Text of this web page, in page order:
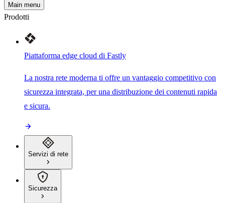
Main menu
Prodotti
Piattaforma edge cloud di Fastly
La nostra rete moderna ti offre un vantaggio competitivo con
sicurezza integrata, per una distribuzione dei contenuti rapida
e sicura.
Servizi di rete
Sicurezza